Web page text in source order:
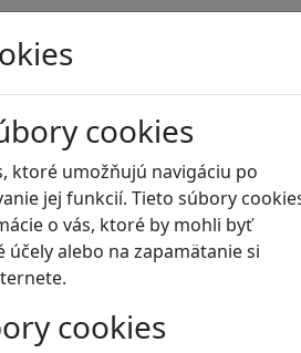
cookies
ktoré umožňujú navigáciu po
jej funkcií. Tieto súbory
o vás, ktoré by mohli byť
alebo na zapamätanie si
cookies